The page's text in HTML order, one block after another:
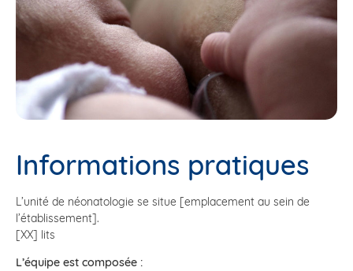
Informations pratiques
L’unité de néonatologie se situe [emplacement au sein de
l’établissement].
[XX] lits
L’équipe est composée :